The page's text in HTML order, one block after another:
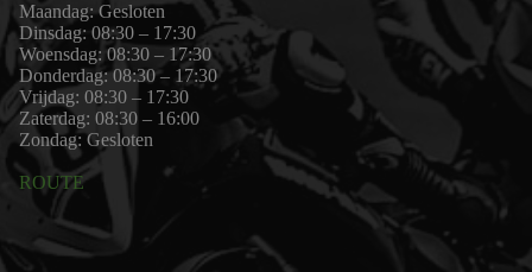
Maandag: Gesloten
Dinsdag: 08:30 – 17:30
Woensdag: 08:30 – 17:30
Donderdag: 08:30 – 17:30
Vrijdag: 08:30 – 17:30
Zaterdag: 08:30 – 16:00
Zondag: Gesloten
ROUTE